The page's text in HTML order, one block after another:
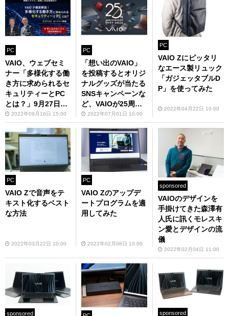
PC
VAIO、ウェブセミ
ナー「多様化する働
き方に求められるセ
キュリティーとPC
とは？」9月27日開
催2022年09月16日 15:00
PC
「想い出のVAIO」
を投稿するとオリジ
ナルグッズが当たる
SNSキャンペーンな
ど、VAIOが25周年
記念キャンペーンを
展開
2022年07月01日 10:00
PC
VAIO Zにピッタリ
なエース製リュック
「ガジェッタブルD
P」を使ってみた
2022年04月22日 10:00
PC
VAIO Zで音声をテ
キスト化するベスト
な方法
2022年03月22日 10:00
PC
VAIO Zのアップデ
ートプログラムを適
用してみた
2022年02月08日 10:00
sponsored
VAIOのデザインを
手掛けてきた森澤有
人氏に訊くモレスキ
ン愛とデザインの流
儀
2022年02月04日 11:00
sponsored sponsored